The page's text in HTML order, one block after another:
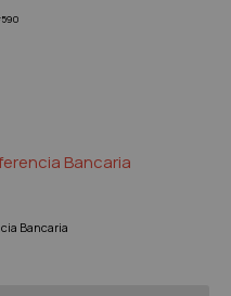
Bancaria
Bancaria